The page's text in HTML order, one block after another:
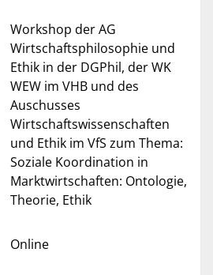
Workshop der AG
Wirtschaftsphilosophie und
Ethik in der DGPhil, der WK
WEW im VHB und des
Auschusses
Wirtschaftswissenschaften
und Ethik im VfS zum Thema:
Soziale Koordination in
Marktwirtschaften: Ontologie,
Theorie, Ethik
Online